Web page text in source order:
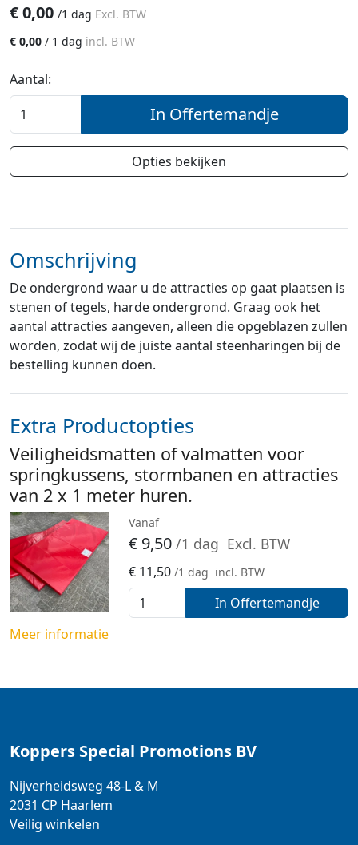
€0,00 /1 dag Excl. BTW
€ 0,00 / 1 dag incl. BTW
Aantal:
In Offertemandje
Opties bekijken
Omschrijving
De ondergrond waar u de attracties op gaat plaatsen is
stenen of tegels, harde ondergrond. Graag ook het
aantal attracties aangeven, alleen die opgeblazen zullen
worden, zodat wij de juiste aantal steenharingen bij de
bestelling kunnen doen.
Extra Productopties
Veiligheidsmatten of valmatten voor
springkussens, stormbanen en attracties
van 2 x 1 meter huren.
Vanaf
€ 9,50 /1 dag Excl. BTW
€ 11,50 /1 dag incl. BTW
In Offertemandje
Meer informatie
Koppers Special Promotions BV
Nijverheidsweg 48-L & M
2031 CP Haarlem
Veilig winkelen